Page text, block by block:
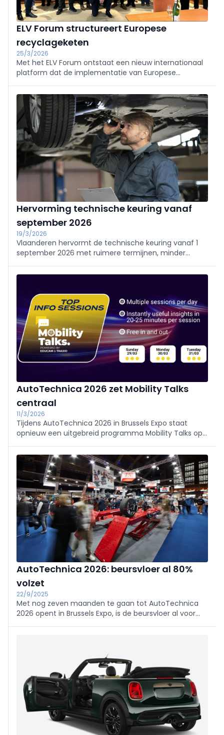
ELV Forum structureert Europese
recyclageketen
25/3/2026
Met het ELV Forum ontstaat een nieuw internationaal
platform dat de implementatie van Europese
stroomlijnen. De focus ligt op werkbare UPV-systemen
en een coherente circulaire aanpak.
Hervorming technische keuring vanaf
september 2026
19/3/2026
Vlaanderen hervormt de technische keuring vanaf 1
september 2026 met ruimere termijnen, minder
van twee maanden.
AutoTechnica 2026 zet Mobility Talks
centraal
11/3/2026
Tijdens AutoTechnica 2026 in Brussels Expo staat
opnieuw een uitgebreid programma Mobility Talks op
behandelen onder meer elektrificatie, Euro 7, ADAS,
batterijrecyclage en regelgeving.
AutoTechnica 2026: beursvloer al 80%
volzet
22/9/2025
Met nog zeven maanden te gaan tot AutoTechnica
2026 opent in Brussels Expo, is de beursvloer al voor